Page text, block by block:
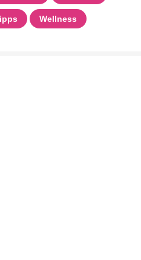
Wellness